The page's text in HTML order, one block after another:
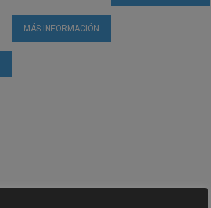
MÁS INFORMACIÓN